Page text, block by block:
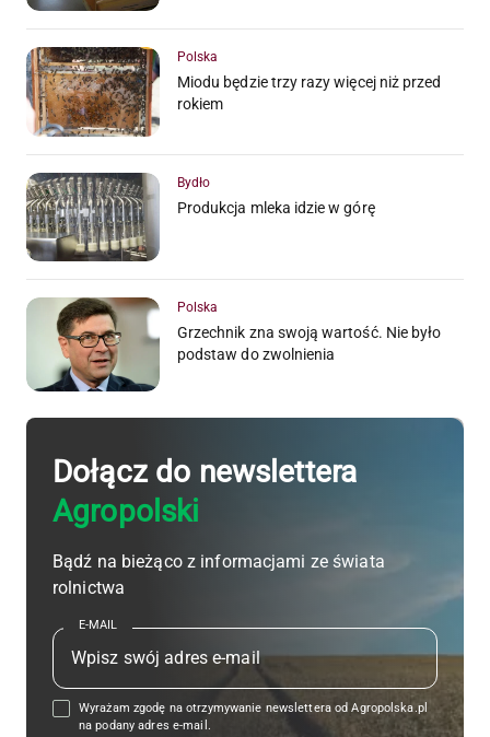
Polska
Miodu będzie trzy razy więcej niż przed
rokiem
Bydło
Produkcja mleka idzie w górę
Polska
Grzechnik zna swoją wartość. Nie było
podstaw do zwolnienia
Dołącz do newslettera
Agropolski
Bądź na bieżąco z informacjami ze świata
rolnictwa
E-MAIL
Wyrażam zgodę na otrzymywanie newslettera od Agropolska.pl
na podany adres e-mail.